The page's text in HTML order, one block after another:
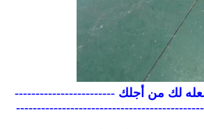
لك من أجلك ------------------------
--------------------